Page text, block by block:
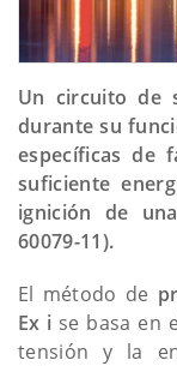
Un circuito de
durante su
específicas de
suficiente
ignición de
60079-11).
El método de
Ex i se basa en
tensión y la